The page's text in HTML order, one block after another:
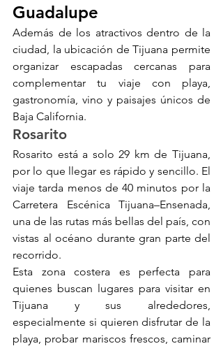
Guadalupe
Además de los atractivos dentro de la
ciudad, la ubicación de Tijuana permite
organizar escapadas cercanas para
complementar tu viaje con playa,
gastronomía, vino y paisajes únicos de
Baja California.
Rosarito
Rosarito está a solo 29 km de Tijuana,
por lo que llegar es rápido y sencillo. El
viaje tarda menos de 40 minutos por la
Carretera Escénica Tijuana–Ensenada,
una de las rutas más bellas del país, con
vistas al océano durante gran parte del
recorrido.
Esta zona costera es perfecta para
quienes buscan lugares para visitar en
Tijuana y sus alrededores,
especialmente si quieren disfrutar de la
playa, probar mariscos frescos, caminar